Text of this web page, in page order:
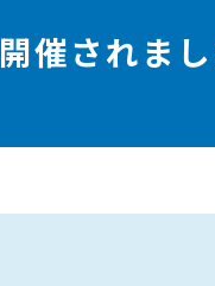
催されま